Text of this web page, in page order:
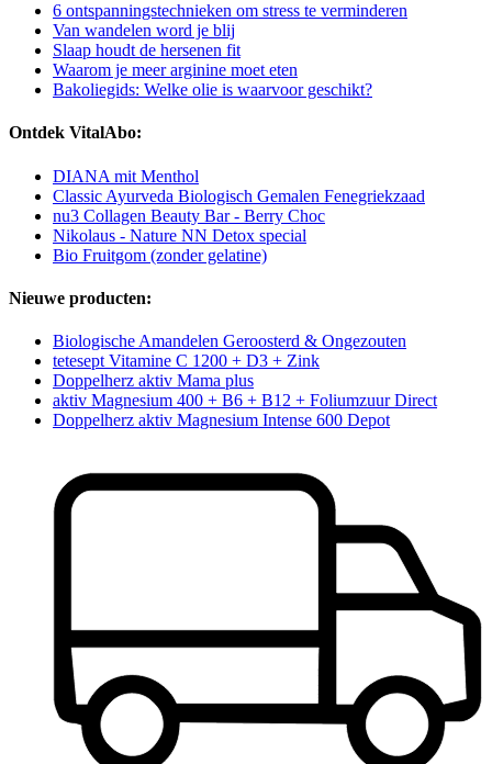
6 ontspanningstechnieken om stress te verminderen
Van wandelen word je blij
Slaap houdt de hersenen fit
Waarom je meer arginine moet eten
Bakoliegids: Welke olie is waarvoor geschikt?
Ontdek VitalAbo:
DIANA mit Menthol
Classic Ayurveda Biologisch Gemalen Fenegriekzaad
nu3 Collagen Beauty Bar - Berry Choc
Nikolaus - Nature NN Detox special
Bio Fruitgom (zonder gelatine)
Nieuwe producten:
Biologische Amandelen Geroosterd & Ongezouten
tetesept Vitamine C 1200 + D3 + Zink
Doppelherz aktiv Mama plus
aktiv Magnesium 400 + B6 + B12 + Foliumzuur Direct
Doppelherz aktiv Magnesium Intense 600 Depot